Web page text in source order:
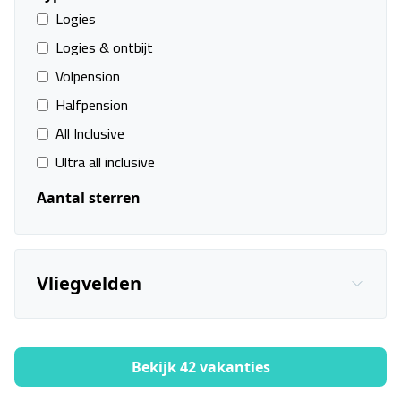
Logies
Logies & ontbijt
Volpension
Halfpension
All Inclusive
Ultra all inclusive
Aantal sterren
Vliegvelden
Bekijk 42 vakanties
Filters
Club Jandía Princess
Fuerteventura, Costa Calma
08 sep. - 14 sep.
Vanafprijs p.p.
€ 1.230,00